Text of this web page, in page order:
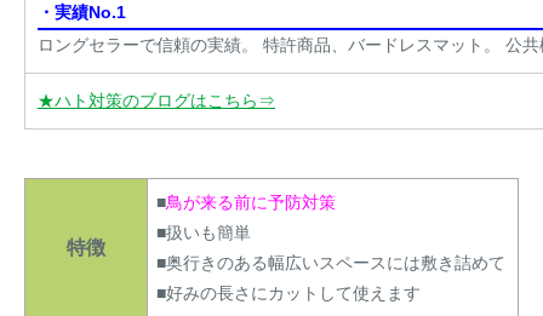
・実績No.1
ロングセラーで信頼の実績。 特許商品、バードレスマット。 公
★ハト対策のブログはこちら⇒
特徴
■鳥が来る前に予防対策
■扱いも簡単
■奥行きのある幅広いスペースには敷き詰めて
■好みの長さにカットして使えます